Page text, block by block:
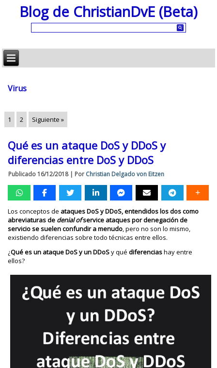
Blog de ChristianDvE (Beta)
Virus
1 2 Siguiente »
Qué es un ataque DoS y DDoS y
diferencias entre DoS y DDoS
Publicado 16/12/2018| Por Christian Delgado von Eitzen
Los conceptos de ataques DoS y DDoS, entendidos los dos como
abreviaturas de denial ofservice ataques por denegación de
servicio se suelen confundir a menudo, pero no son lo mismo,
existiendo diferencias sobre todo técnicas entre ellos.
¿Qué es un ataque DoS y un DDoSy quédiferenciashay entre
ellos?